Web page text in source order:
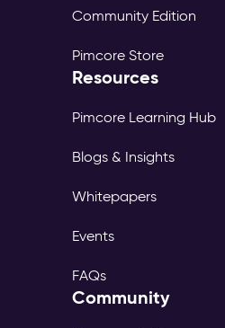
Community Edition
Pimcore Store
Resources
Pimcore Learning Hub
Blogs & Insights
Whitepapers
Events
FAQs
Community